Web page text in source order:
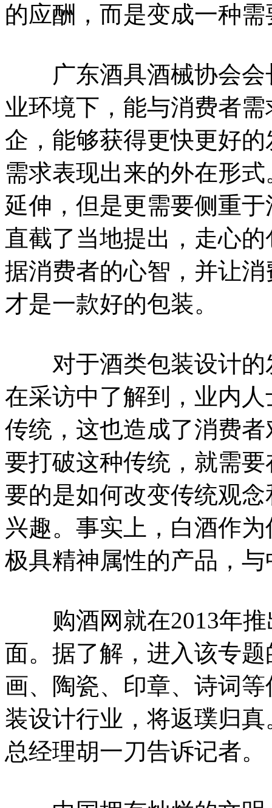
的应酬，而是变成一种
广东酒具酒械协会会
业环境下，能与消费者
企，能够获得更快更好
需求表现出来的外在形
延伸，但是更需要侧重
直截了当地提出，走心
据消费者的心智，并让
才是一款好的包装。
对于酒类包装设计的
在采访中了解到，业内
传统，这也造成了消费
要打破这种传统，就需
要的是如何改变传统观
兴趣。事实上，白酒作
极具精神属性的产品，
购酒网就在2013年推
面。据了解，进入该专
画、陶瓷、印章、诗词
装设计行业，将返璞归
总经理胡一刀告诉记者。